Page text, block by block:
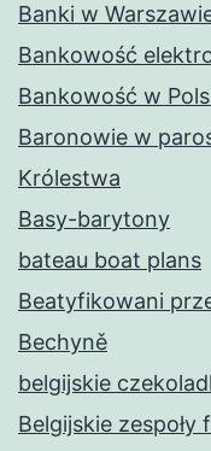
Banki w
Bankowość
Bankowość w
Baronowie w
Królestwa
Basy-barytony
bateau boat plans
Beatyfikowani
Bechyně
belgijskie
Belgijskie zespoły